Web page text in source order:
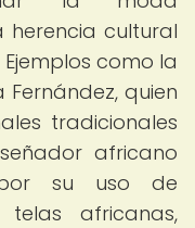
cultural
como la
quien
tradicionales
africano
por su uso de
africanas,